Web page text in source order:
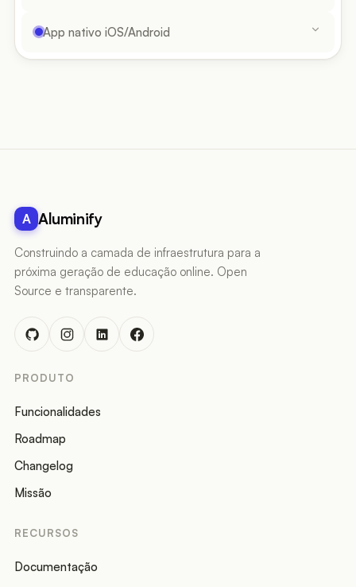
App nativo iOS/Android
A Aluminify
Construindo a camada de infraestrutura para a
próxima geração de educação online. Open
Source e transparente.
PRODUTO
Funcionalidades
Roadmap
Changelog
Missão
RECURSOS
Documentação